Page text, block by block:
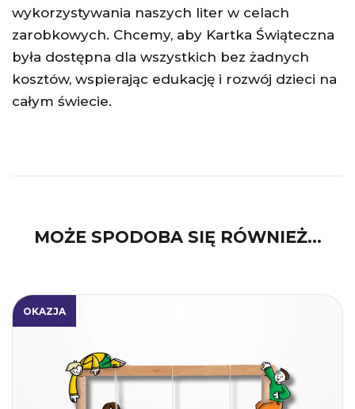
wykorzystywania naszych liter w celach
zarobkowych. Chcemy, aby Kartka Świąteczna
była dostępna dla wszystkich bez żadnych
kosztów, wspierając edukację i rozwój dzieci na
całym świecie.
MOŻE SPODOBA SIĘ RÓWNIEŻ…
OKAZJA